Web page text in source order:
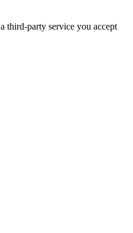
third-party service you accept